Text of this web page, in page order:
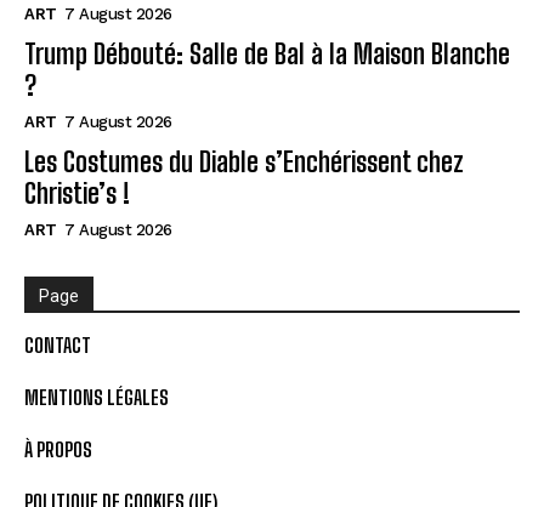
ART 7 August 2026
Trump Débouté: Salle de Bal à la Maison Blanche
?
ART 7 August 2026
Les Costumes du Diable s’Enchérissent chez
Christie’s !
ART 7 August 2026
Page
CONTACT
MENTIONS LÉGALES
À PROPOS
POLITIQUE DE COOKIES (UE)